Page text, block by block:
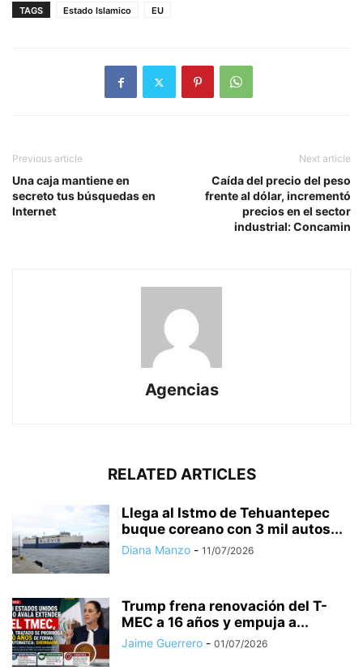
TAGS Estado Islamico EU
Previous article
Una caja mantiene en
secreto tus búsquedas en
Internet
Next article
Caída del precio del peso
frente al dólar, incrementó
precios en el sector
industrial: Concamin
Agencias
RELATED ARTICLES
Llega al Istmo de Tehuantepec
buque coreano con 3 mil autos...
Diana Manzo - 11/07/2026
Trump frena renovación del T-
MEC a 16 años y empuja a...
Jaime Guerrero - 01/07/2026